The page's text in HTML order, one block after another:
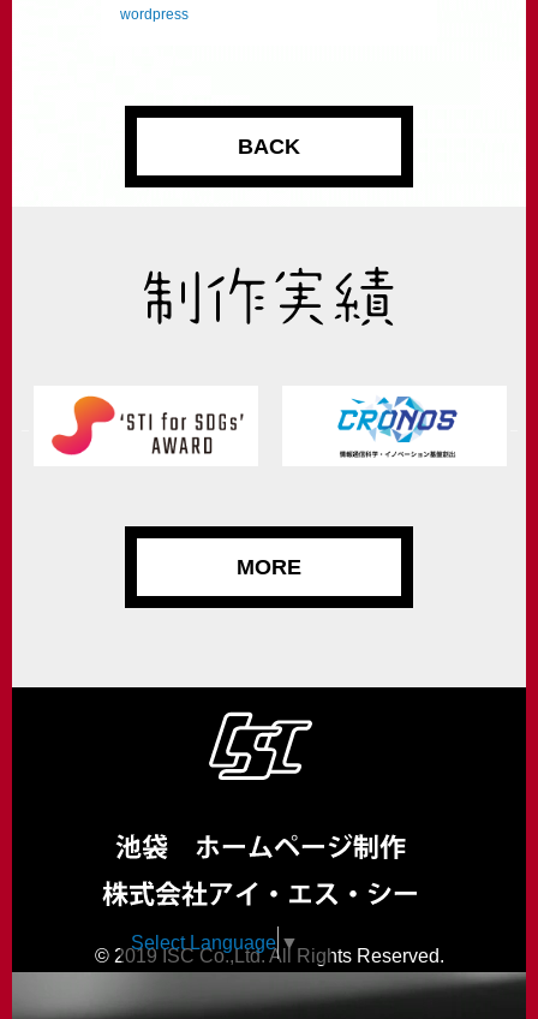
wordpress
BACK
Select Language ▼
MORE
© 2019 ISC Co.,Ltd. All Rights Reserved.